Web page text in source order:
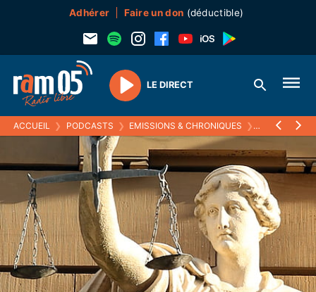
Adhérer Faire un don (déductible)
Play
LE DIRECT
ACCUEIL ❯ PODCASTS ❯ EMISSIONS & CHRONIQUES ❯ LE DROIT DE